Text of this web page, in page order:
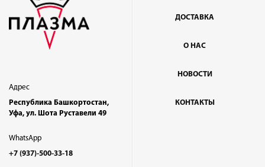
Адрес
Республика Башкортостан,
Уфа, ул. Шота Руставели 49
WhatsApp
+7 (937)-500-33-18
ДОСТАВКА
О НАС
НОВОСТИ
КОНТАКТЫ